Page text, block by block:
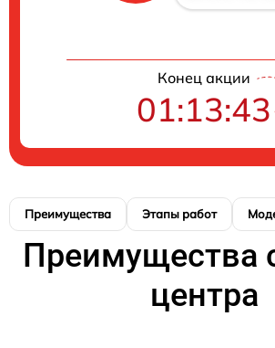
Конец акции
01:13:42
Преимущества Этапы работ
Преимущества
центра